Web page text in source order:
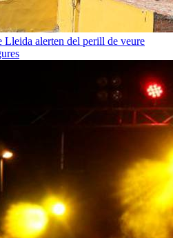
Lleida alerten del perill de veure